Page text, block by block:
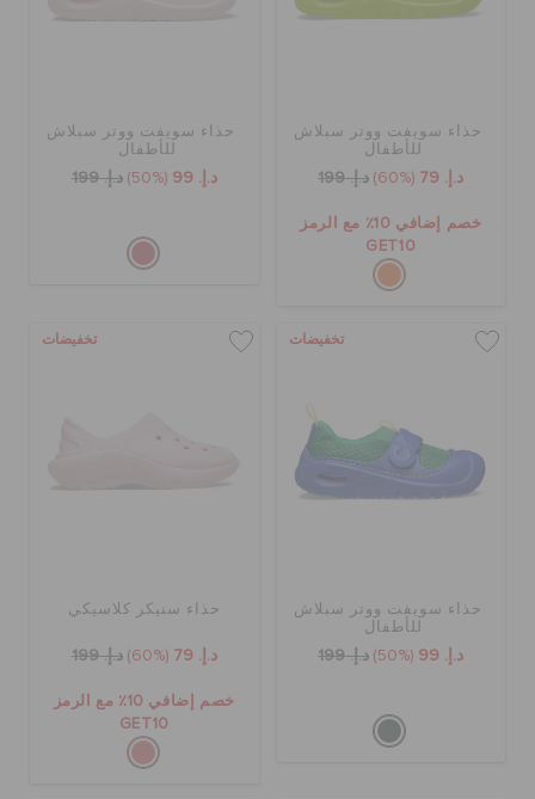
حذاء سويفت ووتر سبلاش
للأطفال
د.إ. 79 (60%) د.إ. 199
خصم إضافي 10٪ مع الرمز
GET10
حذاء سويفت ووتر سبلاش
للأطفال
د.إ. 99 (50%) د.إ. 199
تخفيضات
حذاء سويفت ووتر سبلاش
للأطفال
د.إ. 99 (50%) د.إ. 199
تخفيضات
حذاء سنيكر كلاسيكي
د.إ. 79 (60%) د.إ. 199
خصم إضافي 10٪ مع الرمز
GET10